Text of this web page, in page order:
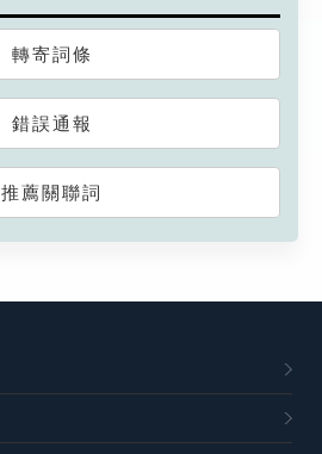
轉寄詞條
錯誤通報
推薦關聯詞